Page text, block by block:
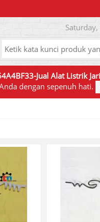
Jual Alat Listrik
dengan sepenuh hati.